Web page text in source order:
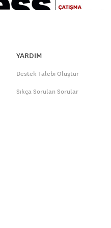
YARDIM
Destek Talebi Oluştur
Sıkça Sorulan Sorular